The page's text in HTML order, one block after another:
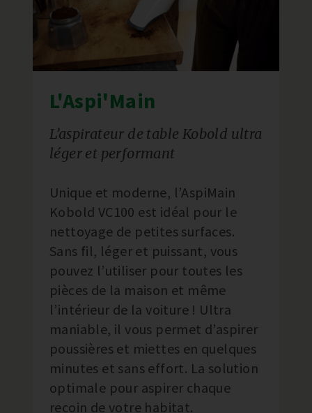
L'Aspi'Main
L’aspirateur de table Kobold ultra
léger et performant
Unique et moderne, l’AspiMain
Kobold VC100 est idéal pour le
nettoyage de petites surfaces.
Sans fil, léger et puissant, vous
pouvez l’utiliser pour toutes les
pièces de la maison et même
l’intérieur de la voiture ! Ultra
maniable, il vous permet d’aspirer
poussières et miettes en quelques
minutes et sans effort. La solution
optimale pour aspirer chaque
recoin de votre habitat.